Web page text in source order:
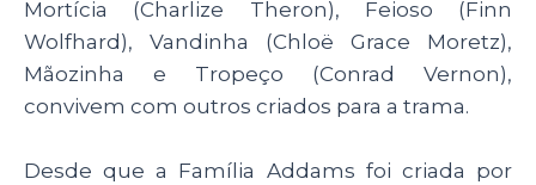
Mortícia (Charlize Theron), Feioso (Finn
Wolfhard), Vandinha (Chloë Grace Moretz),
Mãozinha e Tropeço (Conrad Vernon),
convivem com outros criados para a trama.
Desde que a Família Addams foi criada por